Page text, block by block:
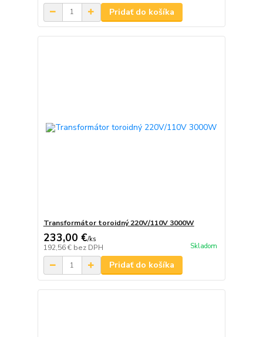
Pridať do košíka
Transformátor toroidný 220V/110V 3000W
233,00 €/ks
192,56 € bez DPH Skladom
Pridať do košíka